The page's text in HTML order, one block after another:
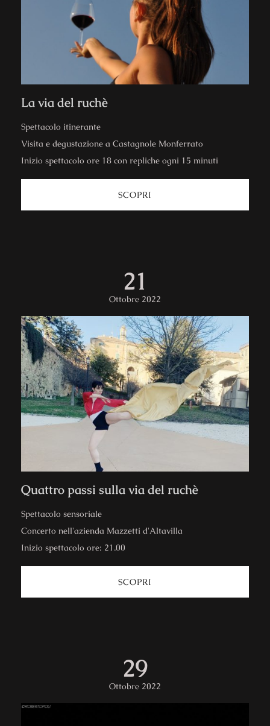
La via del ruchè
Spettacolo itinerante
Visita e degustazione a Castagnole Monferrato
Inizio spettacolo ore 18 con repliche ogni 15 minuti
SCOPRI
21
Ottobre 2022
Quattro passi sulla via del ruchè​
Spettacolo sensoriale
Concerto nell'azienda Mazzetti d'Altavilla
Inizio spettacolo ore: 21.00
SCOPRI
29
Ottobre 2022